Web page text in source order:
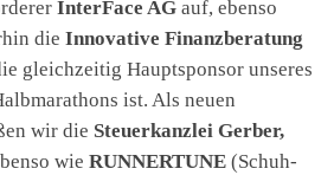
InterFace AG auf, ebenso
die Innovative Finanzberatung
gleichzeitig Hauptsponsor unseres
ist. Als neuen
wir die Steuerkanzlei Gerber,
wie RUNNERTUNE (Schuh-